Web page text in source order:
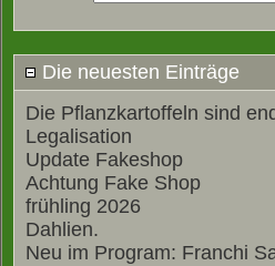
Die neuesten Einträge
Die Pflanzkartoffeln sind
Legalisation
Update Fakeshop
Achtung Fake Shop
frühling 2026
Dahlien.
Neu im Program: Franchi